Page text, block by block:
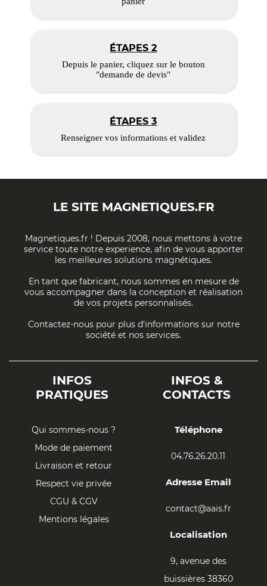
ÉTAPES 2
Depuis le panier, cliquez sur le bouton
"demande de devis"
ÉTAPES 3
Renseigner vos informations et validez
LE SITE MAGNETIQUES.FR
Magnetiques.fr ! Depuis 2008, nous mettons à votre
service toute notre experience, afin de vous apporter
les meilleures solutions magnétiques.
En tant que fabricant, nous sommes en mesure de
vous accompagner dans la conception et réalisation
de vos projets personnalisés.
Contactez-nous pour plus d'informations sur notre
société et nos services.
INFOS
PRATIQUES
Qui sommes-nous ?
Mode de paiement
Livraison et retour
Respect vie privée
CGU & CGV
Mentions légales
INFOS &
CONTACTS
Téléphone
04.76.26.20.11
Adresse Email
contact@aais.fr
Localisation
9, avenue des
buissières 38360